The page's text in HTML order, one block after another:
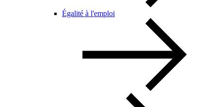
Égalité à l'emploi